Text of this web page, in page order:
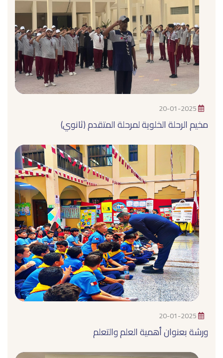
20-01-2025
مخيم الرحلة الخلوية لمرحلة المتقدم (ثانوي)
20-01-2025
ورشة بعنوان أهمية العلم والتعلم